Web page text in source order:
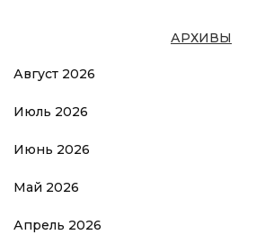
АРХИВЫ
Август 2026
Июль 2026
Июнь 2026
Май 2026
Апрель 2026